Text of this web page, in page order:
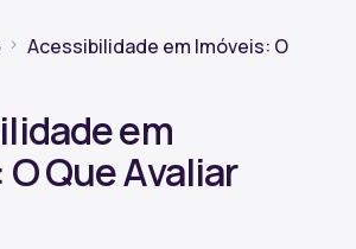
Acessibilidade em Imóveis: O
em
Que Avaliar